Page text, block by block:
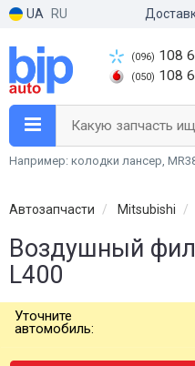
UA RU
(096) 108
(050) 108
Какую запчасть
Например: колодки лансер,
Автозапчасти Mitsubishi
Воздушный
L400
Уточните
автомобиль: